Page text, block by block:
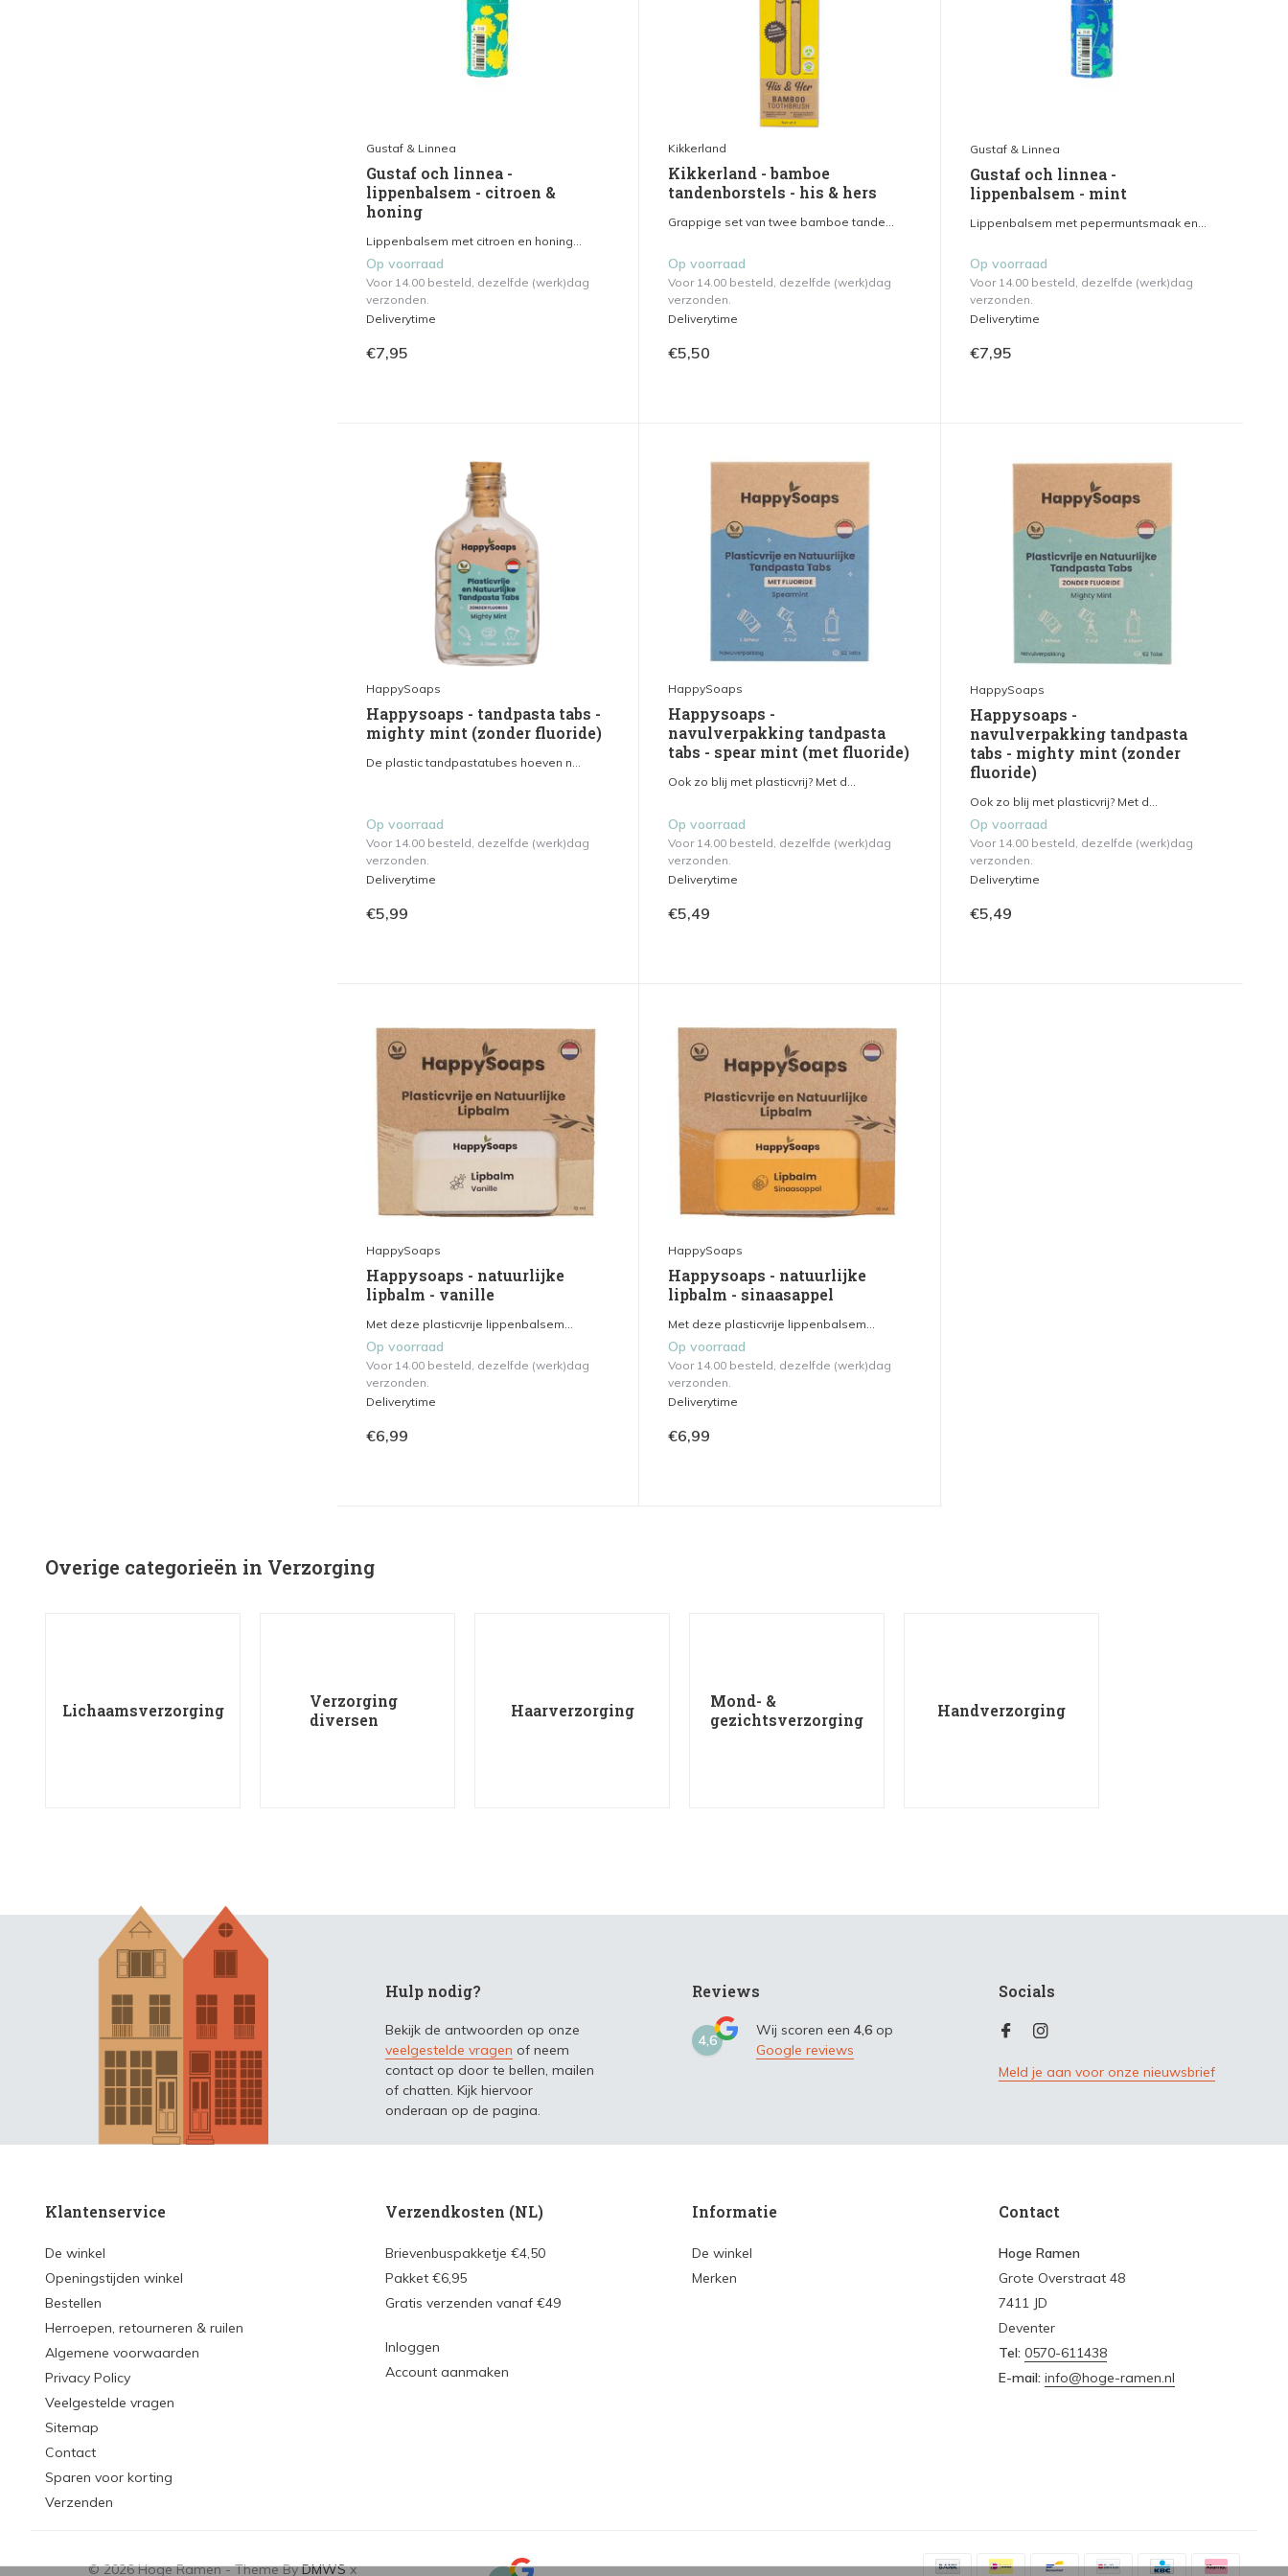
Gustaf & Linnea
Gustaf och linnea -
lippenbalsem - citroen &
honing
Lippenbalsem met citroen en honing...
Op voorraad
Voor 14.00 besteld, dezelfde (werk)dag
verzonden.
Deliverytime
€7,95
Kikkerland
Kikkerland - bamboe
tandenborstels - his & hers
Grappige set van twee bamboe tande...
Op voorraad
Voor 14.00 besteld, dezelfde (werk)dag
verzonden.
Deliverytime
€5,50
Gustaf & Linnea
Gustaf och linnea -
lippenbalsem - mint
Lippenbalsem met pepermuntsmaak en...
Op voorraad
Voor 14.00 besteld, dezelfde (werk)dag
verzonden.
Deliverytime
€7,95
HappySoaps
Happysoaps - tandpasta tabs -
mighty mint (zonder fluoride)
De plastic tandpastatubes hoeven n...
Op voorraad
Voor 14.00 besteld, dezelfde (werk)dag
verzonden.
Deliverytime
€5,99
HappySoaps
Happysoaps -
navulverpakking tandpasta
tabs - spear mint (met fluoride)
Ook zo blij met plasticvrij? Met d...
Op voorraad
Voor 14.00 besteld, dezelfde (werk)dag
verzonden.
Deliverytime
€5,49
HappySoaps
Happysoaps -
navulverpakking tandpasta
tabs - mighty mint (zonder
fluoride)
Ook zo blij met plasticvrij? Met d...
Op voorraad
Voor 14.00 besteld, dezelfde (werk)dag
verzonden.
Deliverytime
€5,49
HappySoaps
Happysoaps - natuurlijke
lipbalm - vanille
Met deze plasticvrije lippenbalsem...
Op voorraad
Voor 14.00 besteld, dezelfde (werk)dag
verzonden.
Deliverytime
€6,99
HappySoaps
Happysoaps - natuurlijke
lipbalm - sinaasappel
Met deze plasticvrije lippenbalsem...
Op voorraad
Voor 14.00 besteld, dezelfde (werk)dag
verzonden.
Deliverytime
€6,99
Overige categorieën in Verzorging
Lichaamsverzorging
Verzorging
diversen
Haarverzorging
Mond- &
gezichtsverzorging
Handverzorging
Hulp nodig?
Bekijk de antwoorden op onze
veelgestelde vragen of neem
contact op door te bellen, mailen
of chatten. Kijk hiervoor
onderaan op de pagina.
Reviews
4,6
Wij scoren een 4,6 op
Google reviews
Socials
Meld je aan voor onze nieuwsbrief
Klantenservice
De winkel
Openingstijden winkel
Bestellen
Herroepen, retourneren & ruilen
Algemene voorwaarden
Privacy Policy
Veelgestelde vragen
Sitemap
Contact
Sparen voor korting
Verzenden
Verzendkosten (NL)
Brievenbuspakketje €4,50
Pakket €6,95
Gratis verzenden vanaf €49
Inloggen
Account aanmaken
Informatie
De winkel
Merken
Contact
Hoge Ramen
Grote Overstraat 48
7411 JD
Deventer
Tel: 0570-611438
E-mail: info@hoge-ramen.nl
© 2026 Hoge Ramen - Theme ByDMWSx